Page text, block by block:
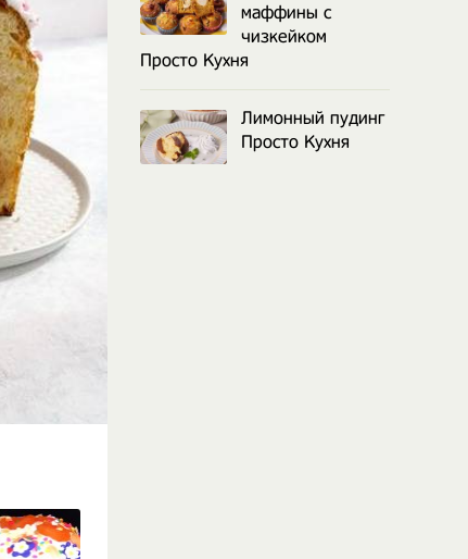
маффины с
чизкейком
Просто Кухня
Лимонный пудинг
Просто Кухня